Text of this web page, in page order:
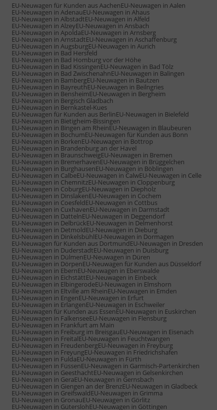
EU-Neuwagen für Kunden aus AachenEU-Neuwagen in Aalen
EU-Neuwagen in AdenauEU-Neuwagen in Ahaus
EU-Neuwagen in AlbstadtEU-Neuwagen in Alfeld
EU-Neuwagen in AlzeyEU-Neuwagen in Ansbach
EU-Neuwagen in ApoldaEU-Neuwagen in Arnsberg
EU-Neuwagen in ArnstadtEU-Neuwagen in Aschaffenburg
EU-Neuwagen in AugsburgEU-Neuwagen in Aurich
EU-Neuwagen in Bad Hersfeld
EU-Neuwagen in Bad Homburg vor der Höhe
EU-Neuwagen in Bad KissingenEU-Neuwagen in Bad Tölz
EU-Neuwagen in Bad ZwischenahnEU-Neuwagen in Balingen
EU-Neuwagen in BambergEU-Neuwagen in Bautzen
EU-Neuwagen in BayreuthEU-Neuwagen in Beilngries
EU-Neuwagen in BensheimEU-Neuwagen in Bergheim
EU-Neuwagen in Bergisch Gladbach
EU-Neuwagen in Bernkastel-Kues
EU-Neuwagen für Kunden aus BerlinEU-Neuwagen in Bielefeld
EU-Neuwagen in Bietigheim-Bissingen
EU-Neuwagen in Bingen am RheinEU-Neuwagen in Blaubeuren
EU-Neuwagen in BochumEU-Neuwagen für Kunden aus Bonn
EU-Neuwagen in BorkenEU-Neuwagen in Bottrop
EU-Neuwagen in Brandenburg an der Havel
EU-Neuwagen in BraunschweigEU-Neuwagen in Bremen
EU-Neuwagen in BremerhavenEU-Neuwagen in Brüggelchen
EU-Neuwagen in BurghausenEU-Neuwagen in Böblingen
EU-Neuwagen in CalbeEU-Neuwagen in CalwEU-Neuwagen in Celle
EU-Neuwagen in ChemnitzEU-Neuwagen in Cloppenburg
EU-Neuwagen in CoburgEU-Neuwagen in Diepholz
EU-Neuwagen in DinslakenEU-Neuwagen in Cochem
EU-Neuwagen in CoesfeldEU-Neuwagen in Cottbus
EU-Neuwagen in CuxhavenEU-Neuwagen in Darmstadt
EU-Neuwagen in DattelnEU-Neuwagen in Deggendorf
EU-Neuwagen in DelbrückEU-Neuwagen in Delmenhorst
EU-Neuwagen in DetmoldEU-Neuwagen in Dieburg
EU-Neuwagen in DinkelsbühlEU-Neuwagen in Dormagen
EU-Neuwagen für Kunden aus DortmundEU-Neuwagen in Dresden
EU-Neuwagen in DuderstadtEU-Neuwagen in Duisburg
EU-Neuwagen in DülmenEU-Neuwagen in Düren
EU-Neuwagen in DörpenEU-Neuwagen für Kunden aus Düsseldorf
EU-Neuwagen in EbernEU-Neuwagen in Eberswalde
EU-Neuwagen in EichstättEU-Neuwagen in Einbeck
EU-Neuwagen in ElbingerodeEU-Neuwagen in Elmshorn
EU-Neuwagen in Eltville am RheinEU-Neuwagen in Emden
EU-Neuwagen in EngenEU-Neuwagen in Erfurt
EU-Neuwagen in ErlangenEU-Neuwagen in Eschweiler
EU-Neuwagen für Kunden aus EssenEU-Neuwagen in Euskirchen
EU-Neuwagen in FalkenseeEU-Neuwagen in Flensburg
EU-Neuwagen in Frankfurt am Main
EU-Neuwagen in Freiburg im BreisgauEU-Neuwagen in Eisenach
EU-Neuwagen in FreitalEU-Neuwagen in Feuchtwangen
EU-Neuwagen in FreudenbergEU-Neuwagen in Freyburg
EU-Neuwagen in FreyungEU-Neuwagen in Friedrichshafen
EU-Neuwagen in FuldaEU-Neuwagen in Fürth
EU-Neuwagen in FüssenEU-Neuwagen in Garmisch-Partenkirchen
EU-Neuwagen in GeesthachtEU-Neuwagen in Gelsenkirchen
EU-Neuwagen in GeraEU-Neuwagen in Gernsbach
EU-Neuwagen in Giengen an der BrenzEU-Neuwagen in Gladbeck
EU-Neuwagen in GreifswaldEU-Neuwagen in Grimma
EU-Neuwagen in GronauEU-Neuwagen in Görlitz
EU-Neuwagen in GüterslohEU-Neuwagen in Göttingen